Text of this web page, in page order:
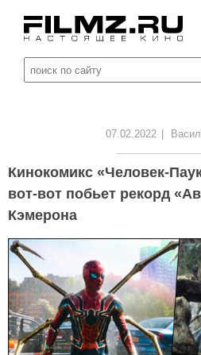
07.02.2022
Кинокомикс «Человек-
вот-вот побьет рекорд
Кэмерона